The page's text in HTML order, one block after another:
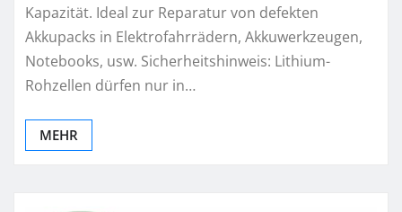
Kapazität. Ideal zur Reparatur von defekten
Akkupacks in Elektrofahrrädern, Akkuwerkzeugen,
Notebooks, usw. Sicherheitshinweis: Lithium-
Rohzellen dürfen nur in…
MEHR